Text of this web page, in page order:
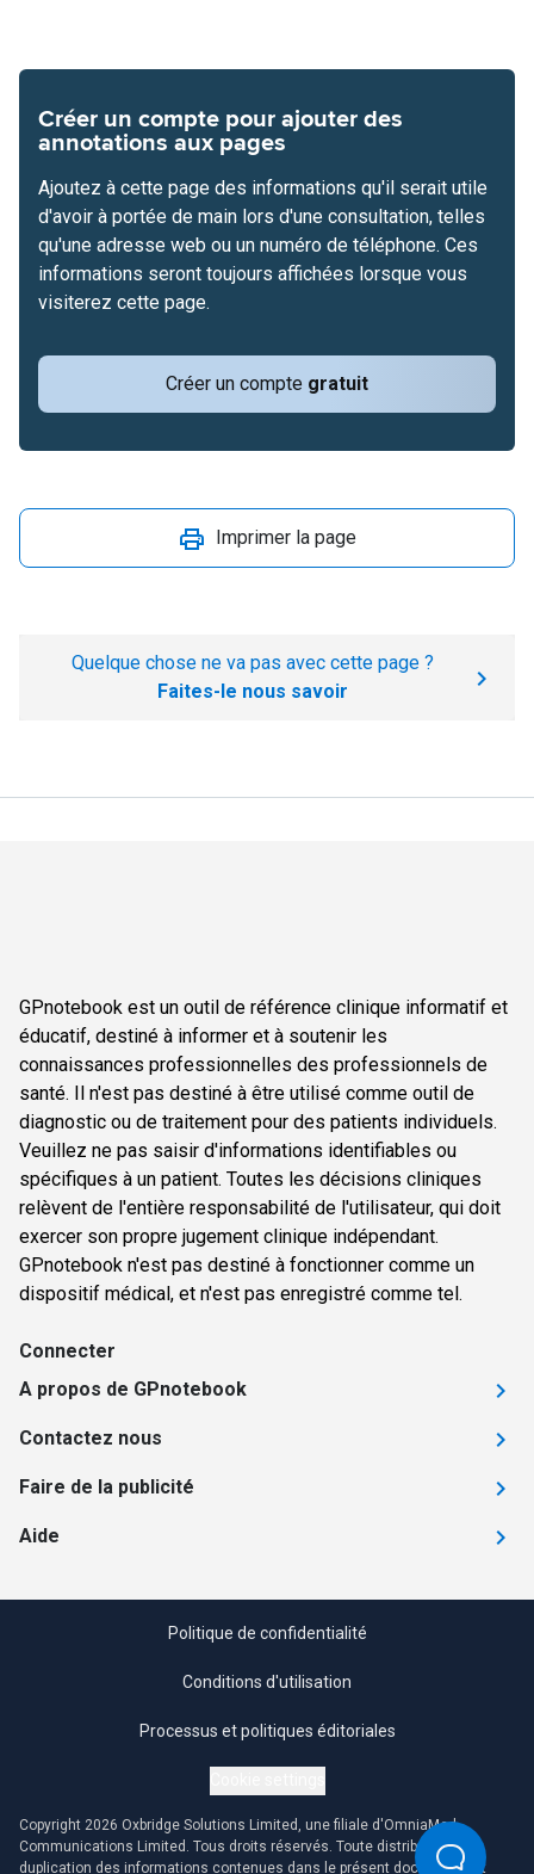
Créer un compte pour ajouter des
annotations aux pages
Créer un compte gratuit
Ajoutez à cette page des informations qu'il serait utile
d'avoir à portée de main lors d'une consultation, telles
qu'une adresse web ou un numéro de téléphone. Ces
informations seront toujours affichées lorsque vous
visiterez cette page.
Imprimer la page
Quelque chose ne va pas avec cette page ?
Faites-le nous savoir
GPnotebook est un outil de référence clinique informatif et
éducatif, destiné à informer et à soutenir les
connaissances professionnelles des professionnels de
santé. Il n'est pas destiné à être utilisé comme outil de
diagnostic ou de traitement pour des patients individuels.
Veuillez ne pas saisir d'informations identifiables ou
spécifiques à un patient. Toutes les décisions cliniques
relèvent de l'entière responsabilité de l'utilisateur, qui doit
exercer son propre jugement clinique indépendant.
GPnotebook n'est pas destiné à fonctionner comme un
dispositif médical, et n'est pas enregistré comme tel.
Connecter
A propos de GPnotebook
Contactez nous
Faire de la publicité
Aide
Politique de confidentialité
Conditions d'utilisation
Processus et politiques éditoriales
Copyright 2026 Oxbridge Solutions Limited, une filiale d'OmniaMed
Communications Limited. Tous droits réservés. Toute distribution ou
duplication des informations contenues dans le présent document est